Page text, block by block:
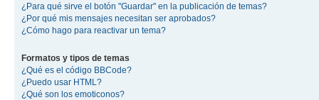
¿Para qué sirve el botón "Guardar" en la publicación de temas?
¿Por qué mis mensajes necesitan ser aprobados?
¿Cómo hago para reactivar un tema?
Formatos y tipos de temas
¿Qué es el código BBCode?
¿Puedo usar HTML?
¿Qué son los emoticonos?